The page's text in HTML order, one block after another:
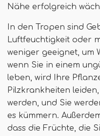
Nähe erfolgreich
In den Tropen sind
Luftfeuchtigkeit oder
weniger geeignet, um
wenn Sie in einem
leben, wird Ihre
Pilzkrankheiten
werden, und Sie
es kümmern.
dass die Früchte, die